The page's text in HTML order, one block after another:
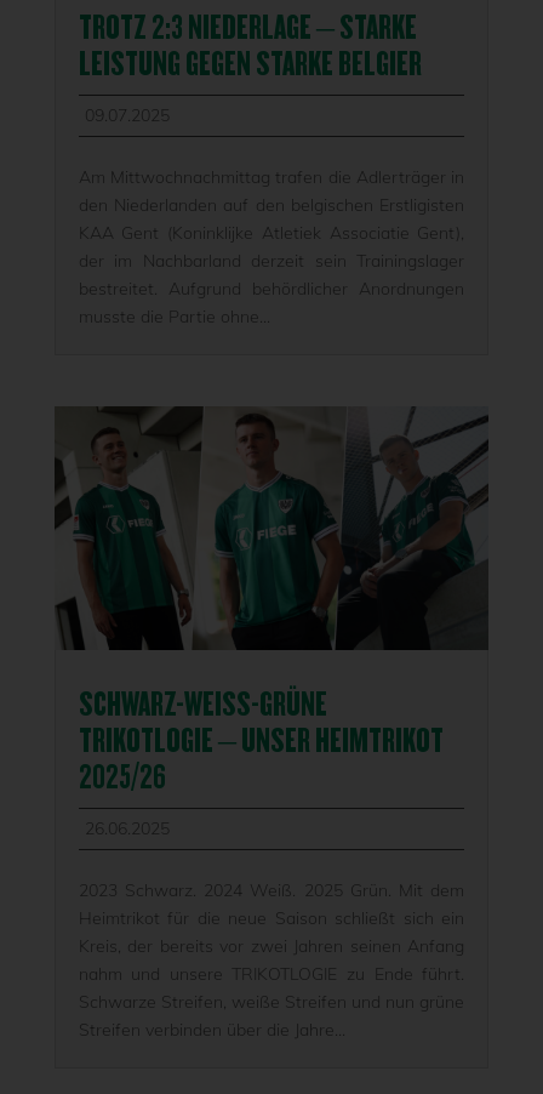
TROTZ 2:3 NIEDERLAGE – STARKE
LEISTUNG GEGEN STARKE BELGIER
09.07.2025
Am Mittwochnachmittag trafen die Adlerträger in
den Niederlanden auf den belgischen Erstligisten
KAA Gent (Koninklijke Atletiek Associatie Gent),
der im Nachbarland derzeit sein Trainingslager
bestreitet. Aufgrund behördlicher Anordnungen
musste die Partie ohne...
SCHWARZ-WEISS-GRÜNE T
RIKOTLOGIE – UNSER HEIMTRIKOT 2
025/26
26.06.2025
2023 Schwarz. 2024 Weiß. 2025 Grün. Mit dem
Heimtrikot für die neue Saison schließt sich ein
Kreis, der bereits vor zwei Jahren seinen Anfang
nahm und unsere TRIKOTLOGIE zu Ende führt.
Schwarze Streifen, weiße Streifen und nun grüne
Streifen verbinden über die Jahre...